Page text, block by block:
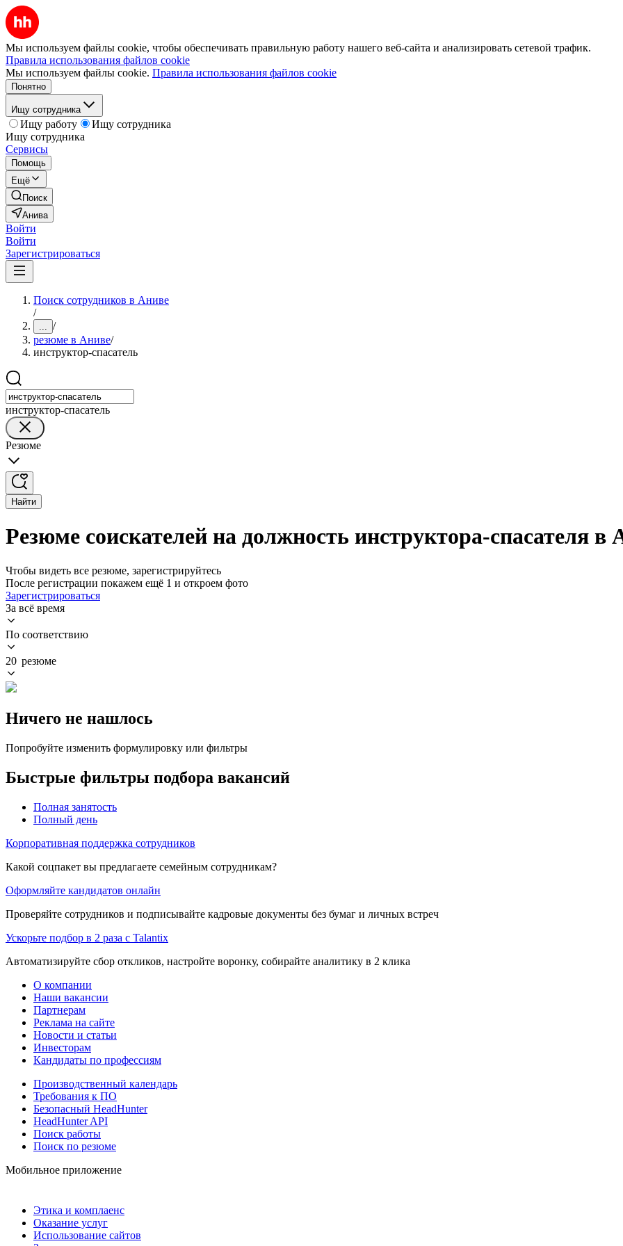
Мы используем файлы cookie, чтобы обеспечивать правильную работу нашего веб-сайта и анализировать сетевой трафик.
Правила использования файлов cookie
Мы используем файлы cookie. Правила использования файлов cookie
Понятно
Ищу сотрудника
Ищу работу
Ищу сотрудника
Ищу сотрудника
Сервисы
Помощь
Ещё
Поиск
Анива
Войти
Войти
Зарегистрироваться
Поиск сотрудников в Аниве
/
... /
резюме в Аниве/
инструктор-спасатель
инструктор-спасатель
Резюме
Найти
Резюме соискателей на должность инструктора-спасателя в
Чтобы видеть все резюме, зарегистрируйтесь
После регистрации покажем ещё 1 и откроем фото
Зарегистрироваться
За всё время
По соответствию
20 резюме
Ничего не нашлось
Попробуйте изменить формулировку или фильтры
Быстрые фильтры подбора вакансий
Полная занятость
Полный день
Корпоративная поддержка сотрудников
Какой соцпакет вы предлагаете семейным сотрудникам?
Оформляйте кандидатов онлайн
Проверяйте сотрудников и подписывайте кадровые документы без бумаг и личных встреч
Ускорьте подбор в 2 раза с Talantix
Автоматизируйте сбор откликов, настройте воронку, собирайте аналитику в 2 клика
О компании
Наши вакансии
Партнерам
Реклама на сайте
Новости и статьи
Инвесторам
Кандидаты по профессиям
Производственный календарь
Требования к ПО
Безопасный HeadHunter
HeadHunter API
Поиск работы
Поиск по резюме
Мобильное приложение
Этика и комплаенс
Оказание услуг
Использование сайтов